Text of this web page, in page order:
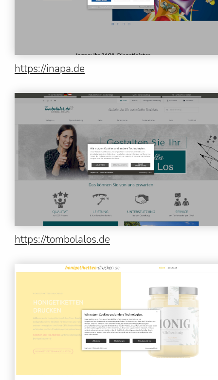
https://inapa.de
https://tombolalos.de